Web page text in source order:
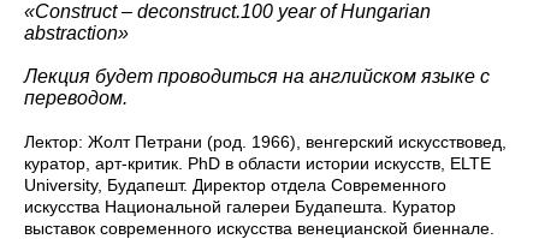
«Construct – deconstruct.100 year of Hungarian
abstraction»
Лекция будет проводиться на английском языке с
переводом.
Лектор: Жолт Петрани (род. 1966), венгерский искусствовед,
куратор, арт-критик. PhD в области истории искусств, ELTE
University, Будапешт. Директор отдела Современного
искусства Национальной галереи Будапешта. Куратор
выставок современного искусства венецианской биеннале.